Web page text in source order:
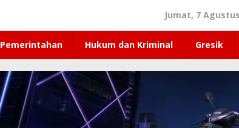
Jumat, 7
Pemerintahan Hukum dan Kriminal Gresik